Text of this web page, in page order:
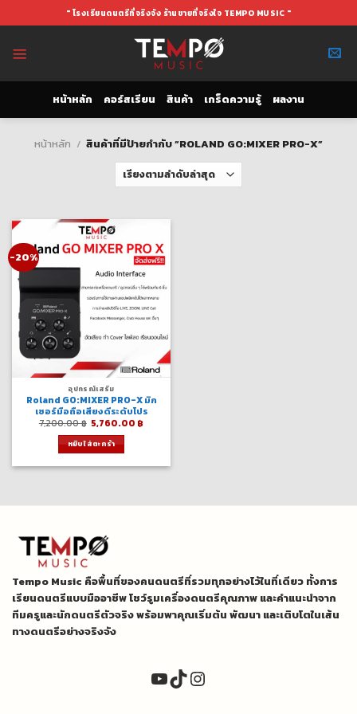
to
" โรงเรียนดนตรีที่จริงจัง ร้านขายที่จริงใจ TEMPO MUSIC "
หน้าหลัก คอร์สเรียน สินค้า เกร็ดความรู้ ผลงาน
หน้าหลัก / สินค้าที่มีป้ายกำกับ “ROLAND GO:MIXER PRO-X”
-20%
อุปกรณ์เสริม
Roland GO:MIXER PRO-X มิก
เซอร์มือถือเสียงดีระดับโปร
7,200.00฿ Original
price
was:
7,200.00 ฿.
5,760.00 ฿
หยิบใส่ตะกร้า
Tempo Music คือพื้นที่ของคนดนตรีที่รวมทุกอย่างไว้ในที่เดียว ทั้งการ
เรียนดนตรีแบบมืออาชีพ โชว์รูมเครื่องดนตรีคุณภาพ และคำแนะนำจาก
ทีมครูและนักดนตรีตัวจริง พร้อมพาคุณเริ่มต้น พัฒนา และเติบโตในเส้น
ทางดนตรีอย่างจริงจัง
YouTube
TikTok
Instagram